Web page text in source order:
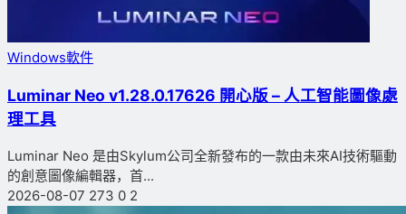
Windows軟件
Luminar Neo v1.28.0.17626 開心版 – 人工智能圖像處
理工具
Luminar Neo 是由Skylum公司全新發布的一款由未來AI技術驅動
的創意圖像編輯器，首...
2026-08-07 273 0 2